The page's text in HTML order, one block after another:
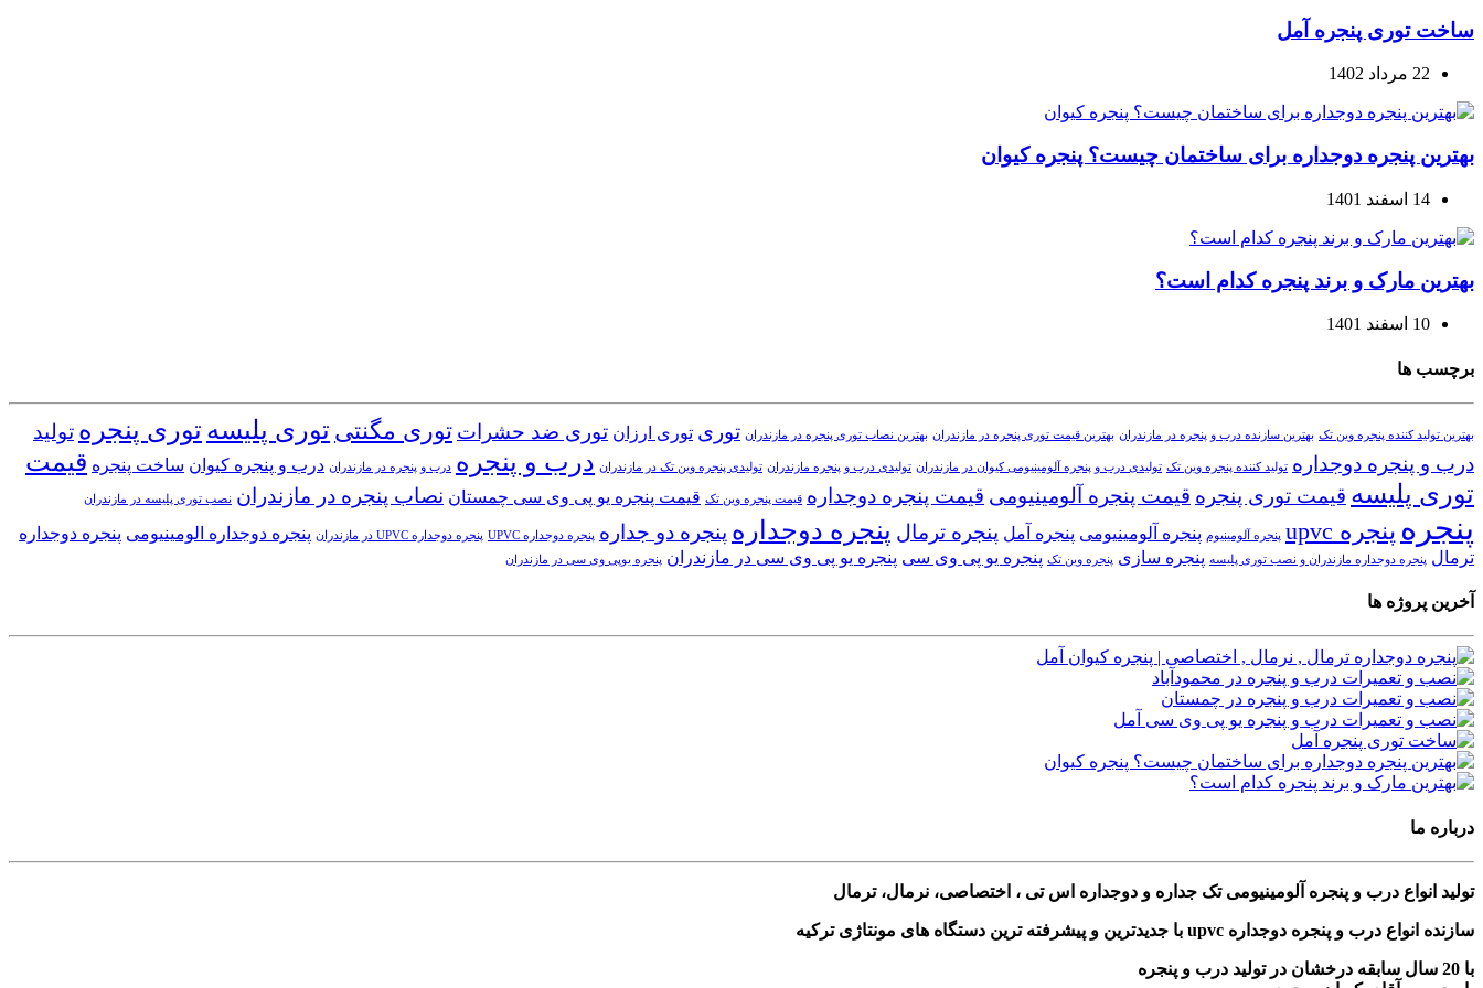
ساخت توری پنجره آمل
22 مرداد 1402
بهترین پنجره دوجداره برای ساختمان چیست؟ پنجره کیوان
14 اسفند 1401
بهترین مارک و برند پنجره کدام است؟
10 اسفند 1401
برچسب ها
بهترین تولید کننده پنجره وین تک بهترین سازنده درب و پنجره در مازندران بهترین قیمت توری پنجره در مازندران بهترین نصاب توری پنجره در مازندران توری توری ارزان توری ضد حشرات توری مگنتی توری پلیسه توری پنجره تولید
درب و پنجره دوجداره تولید کننده پنجره وین تک تولیدی درب و پنجره آلومینیومی کیوان در مازندران تولیدی درب و پنجره مازندران تولیدی پنجره وین تک در مازندران درب و پنجره درب و پنجره در مازندران درب و پنجره کیوان ساخت پنجره قیمت
توری پلیسه قیمت توری پنجره قیمت پنجره آلومینیومی قیمت پنجره دوجداره قیمت پنجره وین تک قیمت پنجره یو پی وی سی چمستان نصاب پنجره در مازندران نصب توری پلیسه در مازندران
پنجره پنجره upvc پنجره آلومینیوم پنجره آلومینیومی پنجره آمل پنجره ترمال پنجره دوجداره پنجره دو جداره پنجره دوجداره UPVC پنجره دوجداره UPVC در مازندران پنجره دوجداره الومینیومی پنجره دوجداره
ترمال پنجره دوجداره مازندران و نصب توری پلیسه پنجره سازی پنجره وین تک پنجره یو پی وی سی پنجره یو پی وی سی در مازندران پنجره یوپی وی سی در مازندران
آخرین پروژه ها
درباره ما
تولید انواع درب و پنجره آلومینیومی تک جداره و دوجداره اس تی ، اختصاصی، نرمال، ترمال
سازنده انواع درب و پنجره دوجداره upvc با جدیدترین و پیشرفته ترین دستگاه های مونتاژی ترکیه
با 20 سال سابقه درخشان در تولید درب و پنجره